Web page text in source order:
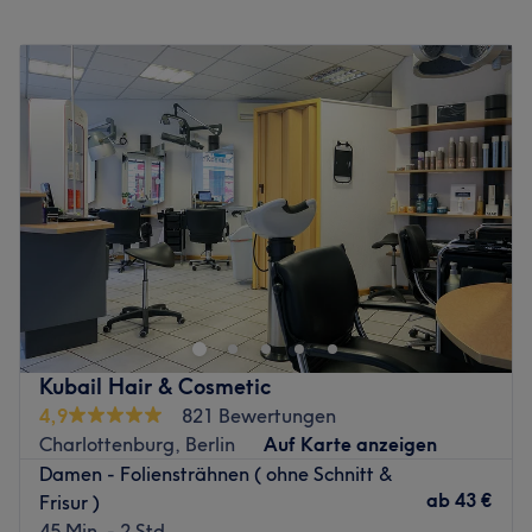
Zurück zur Salonansicht
09:00–18:00
Mittwoch
09:00
18:00
Donnerstag
09:00 –18:00
Freitag
09:00
18:00
Samstag
08:00–13:00
Sonntag
Geschlossen
Friseur der Zunft ist dein Kiezfriseur in zentraler Lage
mitten in Berlin-Charlottenburg. In entspannter
Atmosphäre kann man sich hier zurücklehnen und seine
Haare der erfahrenen Friseurmeisterin und ihrem Team
anvertrauen. In nur wenigen Sekunden kannst du deine
Wunschbehandlung direkt hier auf Treatwell buchen.
Inhaberin Sonja ist, wie ihr Team, bereits seit über 20
Jahre als Friseurin tätig. Zusammen verschönert das Team
Kundinnen und Kunden jeden Alters. Die herzliche und
Kubail Hair & Cosmetic
4,9
821 Bewertungen
Charlottenburg, Berlin
Auf Karte anzeigen
Damen - Foliensträhnen ( ohne Schnitt &
Frisur )
ab 43 €